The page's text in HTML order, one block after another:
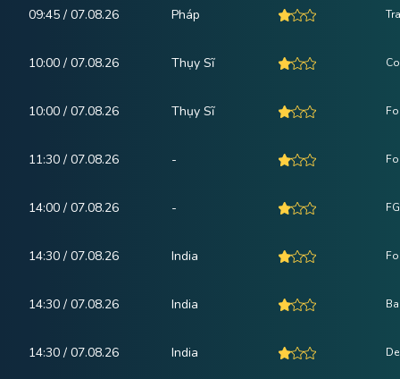
09:45 / 07.08.26 Pháp
10:00 / 07.08.26 Thụy Sĩ
10:00 / 07.08.26 Thụy Sĩ
11:30 / 07.08.26 -
14:00 / 07.08.26 -
14:30 / 07.08.26 India
14:30 / 07.08.26 India
14:30 / 07.08.26 India